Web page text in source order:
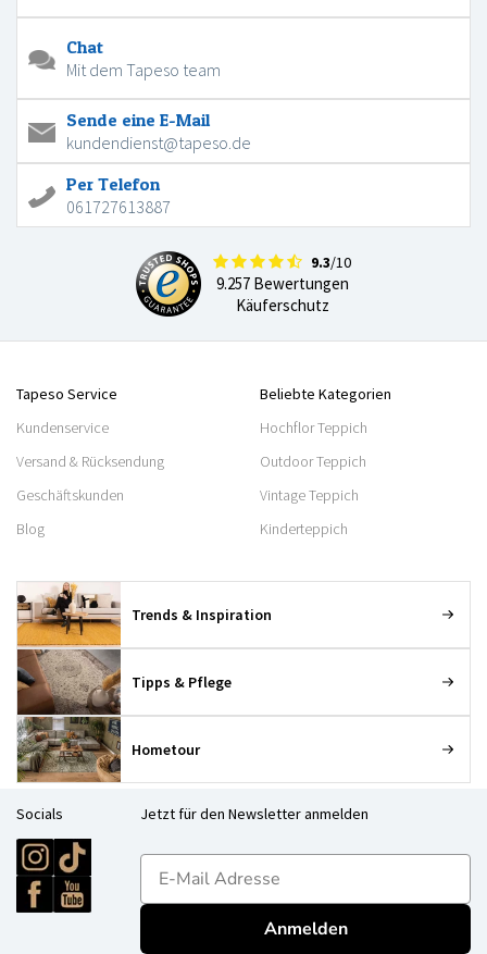
Chat
Mit dem Tapeso team
Sende eine E-Mail
kundendienst@tapeso.de
Per Telefon
061727613887
9.3/10
9.257 Bewertungen
Käuferschutz
Tapeso Service
Kundenservice
Versand & Rücksendung
Geschäftskunden
Blog
Beliebte Kategorien
Hochflor Teppich
Outdoor Teppich
Vintage Teppich
Kinderteppich
Trends & Inspiration
Tipps & Pflege
Hometour
Socials Jetzt für den Newsletter anmelden
E-mailadres
Anmelden